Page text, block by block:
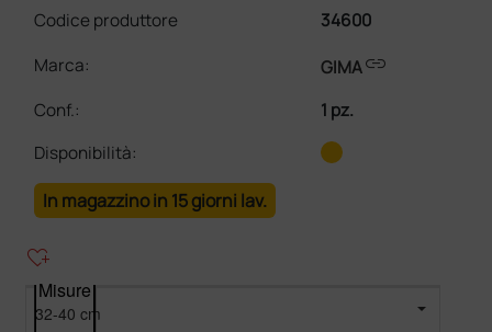
Codice produttore
34600
Marca:
GIMAlink
Conf.:
1 pz.
Disponibilità:
In magazzino in 15 giorni lav.
heart_plus
Misure